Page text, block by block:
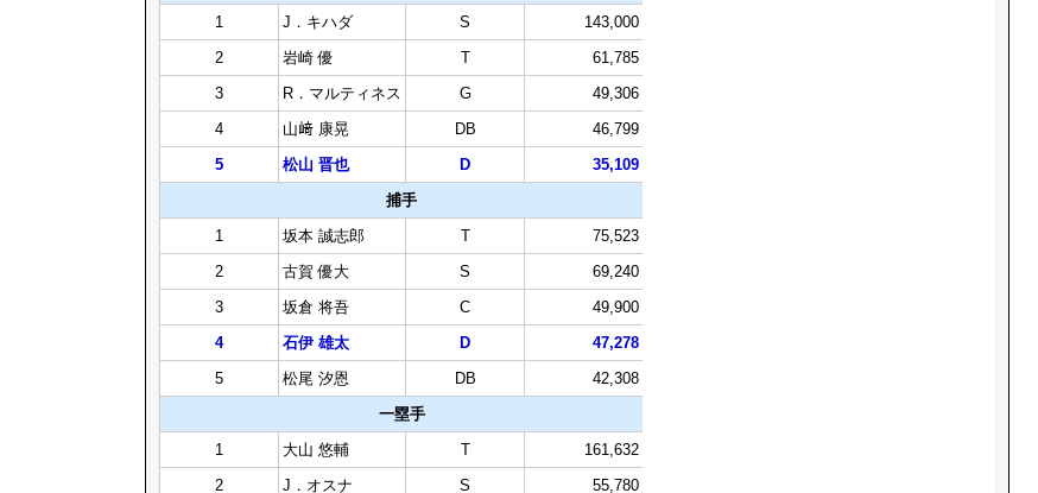
1
J．キハダ S
143,000
2
岩崎 優 T
61,785
3
R．マルティネス G
49,306
4
山﨑 康晃 DB
46,799
5
松山 晋也 D
35,109
捕手
1
坂本 誠志郎 T
75,523
2
古賀 優大 S
69,240
3
坂倉 将吾 C
49,900
4
石伊 雄太 D
47,278
5
松尾 汐恩 DB
42,308
一塁手
1
大山 悠輔 T
161,632
2
J．オスナ S 55,780